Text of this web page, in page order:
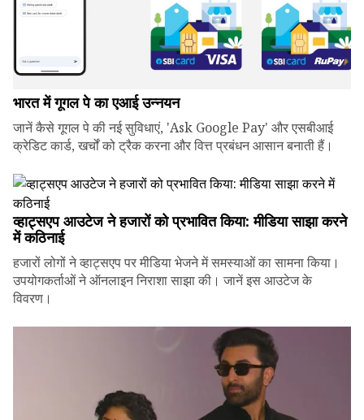
भारत में गूगल पे का एआई उन्नयन
जानें कैसे गूगल पे की नई सुविधाएं, 'Ask Google Pay' और एसबीआई
क्रेडिट कार्ड, खर्चों को ट्रैक करना और वित्त प्रबंधन आसान बनाती हैं।
व्हाट्सएप आउटेज ने हजारों को प्रभावित किया: मीडिया साझा करने
में कठिनाई
हजारों लोगों ने व्हाट्सएप पर मीडिया भेजने में समस्याओं का सामना किया।
उपयोगकर्ताओं ने ऑनलाइन निराशा साझा की। जानें इस आउटेज के
विवरण।